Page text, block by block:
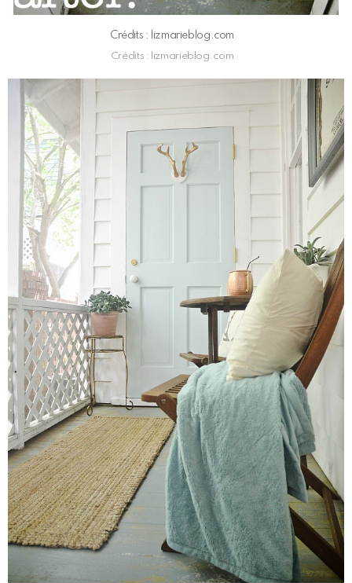
Crédits : lizmarieblog.com
Crédits : lizmarieblog.com